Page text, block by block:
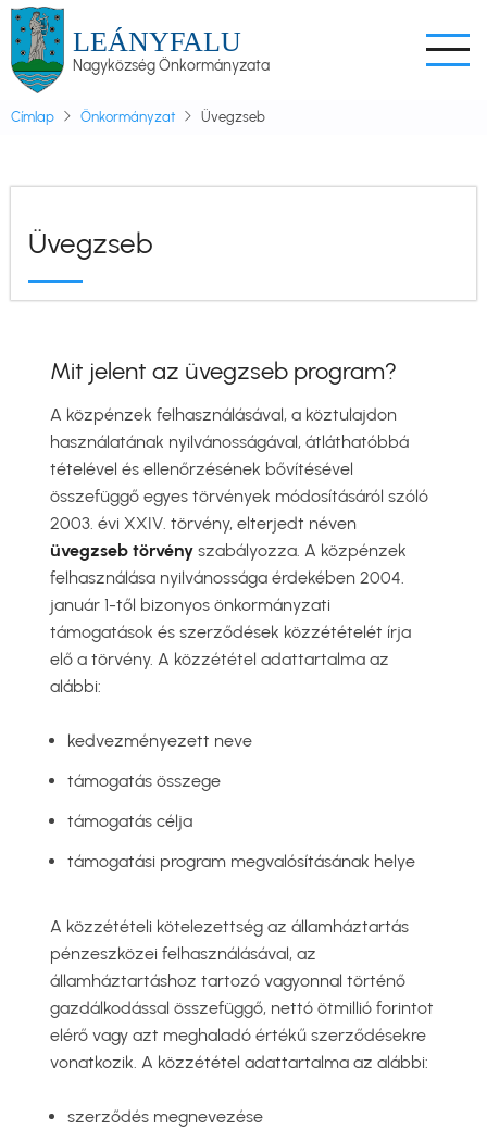
Ugrás
tartalomra
LEÁNYFALU
Nagyközség Önkormányzata
Címlap Önkormányzat Üvegzseb
Üvegzseb
Mit jelent az üvegzseb program?
A közpénzek felhasználásával, a köztulajdon
használatának nyilvánosságával, átláthatóbbá
tételével és ellenőrzésének bővítésével
összefüggő egyes törvények módosításáról szóló
2003. évi XXIV. törvény, elterjedt néven
üvegzseb törvény szabályozza. A közpénzek
felhasználása nyilvánossága érdekében 2004.
január 1-től bizonyos önkormányzati
támogatások és szerződések közzétételét írja
elő a törvény. A közzététel adattartalma az
alábbi:
kedvezményezett neve
támogatás összege
támogatás célja
támogatási program megvalósításának helye
A közzétételi kötelezettség az államháztartás
pénzeszközei felhasználásával, az
államháztartáshoz tartozó vagyonnal történő
gazdálkodással összefüggő, nettó ötmillió forintot
elérő vagy azt meghaladó értékű szerződésekre
vonatkozik. A közzététel adattartalma az alábbi:
szerződés megnevezése